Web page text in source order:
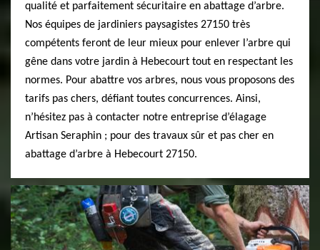
qualité et parfaitement sécuritaire en abattage d’arbre.
Nos équipes de jardiniers paysagistes 27150 très
compétents feront de leur mieux pour enlever l’arbre qui
gêne dans votre jardin à Hebecourt tout en respectant les
normes. Pour abattre vos arbres, nous vous proposons des
tarifs pas chers, défiant toutes concurrences. Ainsi,
n’hésitez pas à contacter notre entreprise d’élagage
Artisan Seraphin ; pour des travaux sûr et pas cher en
abattage d’arbre à Hebecourt 27150.